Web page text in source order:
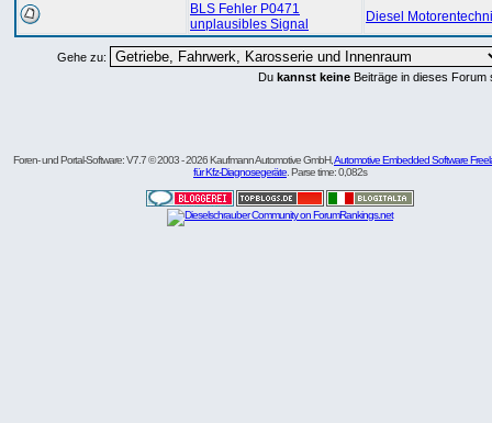
BLS Fehler P0471
unplausibles Signal
Diesel
Gehe zu:
Du kannst keine Beiträge in dieses Forum
Foren- und Portal-Software: V7.7 © 2003 - 2026 Kaufmann Automotive GmbH,Automotive Embedded Software
für Kfz-Diagnosegeräte . Parse time: 0,082s